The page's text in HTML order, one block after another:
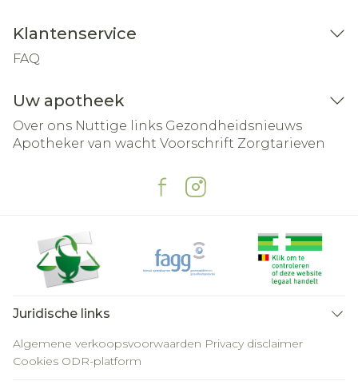
Klantenservice
FAQ
Uw apotheek
Over ons Nuttige links Gezondheidsnieuws
Apotheker van wacht Voorschrift Zorgtarieven
Juridische links
Algemene verkoopsvoorwaarden Privacy disclaimer
Cookies ODR-platform